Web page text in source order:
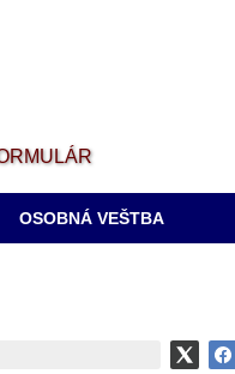
OSOBNÁ VEŠTBA